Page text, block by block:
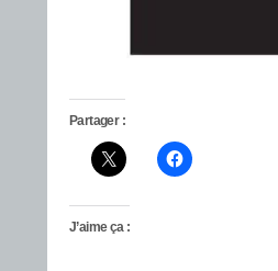
Partager :
J’aime ça :